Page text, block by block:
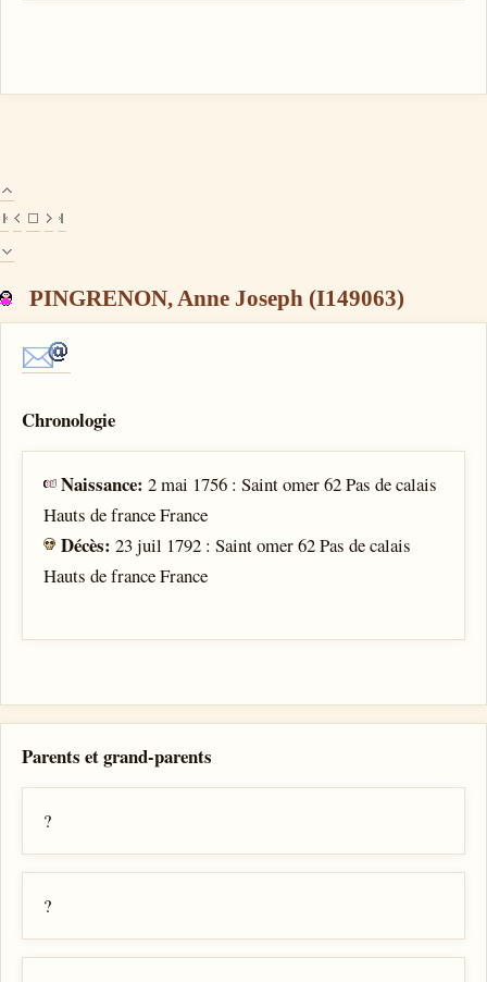
PINGRENON, Anne Joseph (I149063)
Chronologie
Naissance:2 mai 1756 : Saint omer 62 Pas de calais
Hauts de france France
Décès:23 juil 1792 : Saint omer 62 Pas de calais
Hauts de france France
Parents et grand-parents
?
?